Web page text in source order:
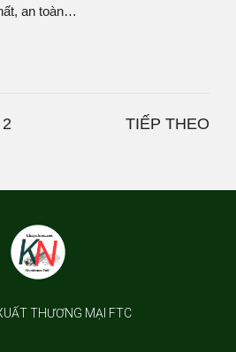
an toàn…
2 TIẾP THEO
THƯƠNG MẠI FTC